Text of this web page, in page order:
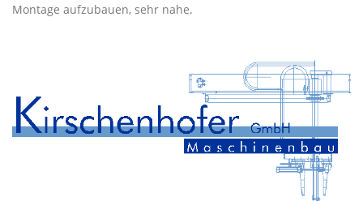
Montage aufzubauen, sehr nahe.